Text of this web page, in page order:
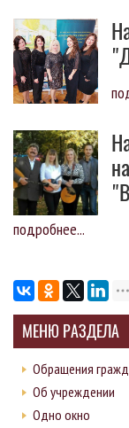
Народный вокальный ансамбль
Народный ансамбль русских
подробнее...
МЕНЮ РАЗДЕЛА
Обращения
Об учреждении
Одно окно